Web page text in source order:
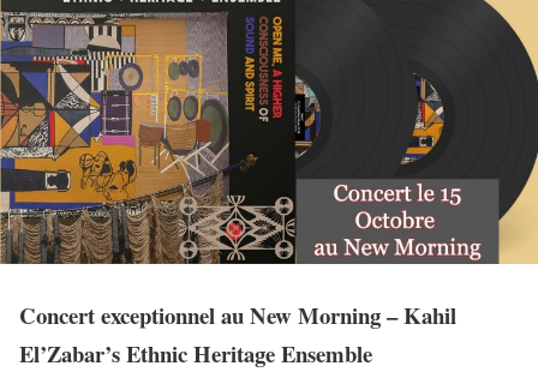
Concert exceptionnel au New Morning – Kahil
El’Zabar’s Ethnic Heritage Ensemble